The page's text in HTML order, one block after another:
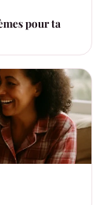
pour ta